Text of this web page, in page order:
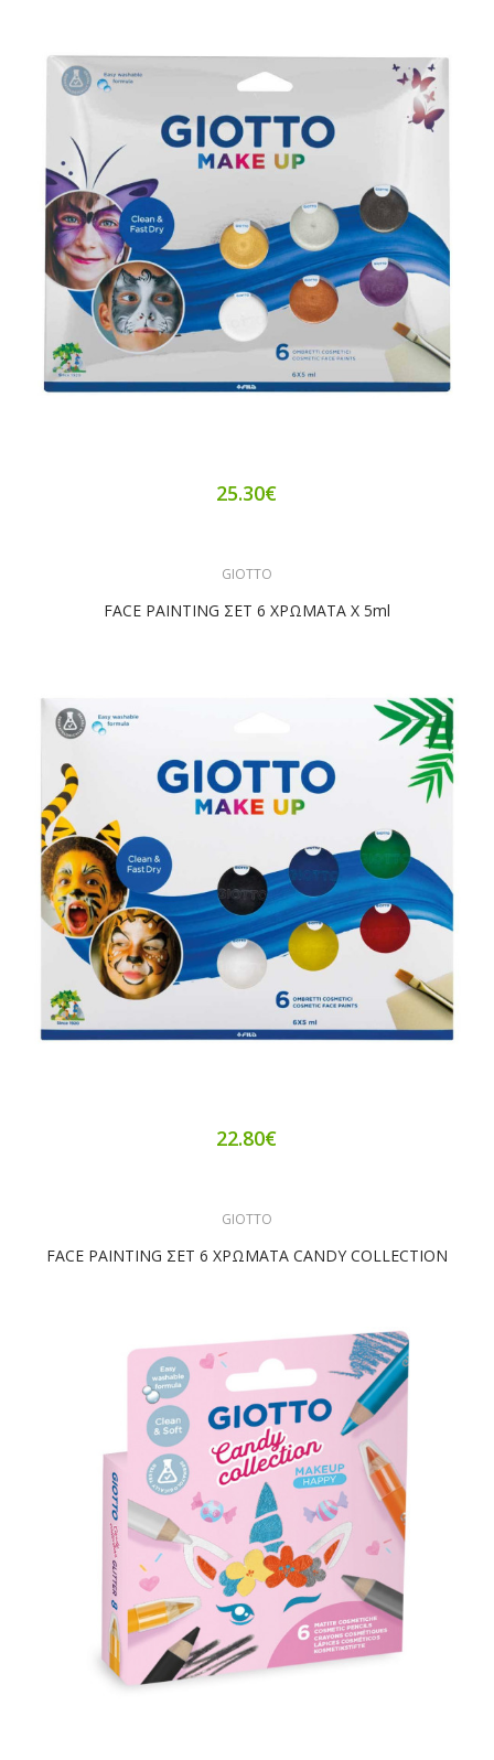
25.30€
GIOTTO
FACE PAINTING ΣΕΤ 6 ΧΡΩΜΑΤA X 5ml
22.80€
GIOTTO
FACE PAINTING ΣΕΤ 6 ΧΡΩΜΑΤΑ CANDY COLLECTION